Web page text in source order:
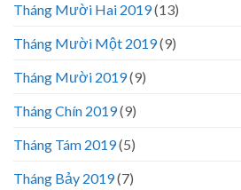
Tháng Mười Hai 2019(13)
Tháng Mười Một 2019(9)
Tháng Mười 2019(9)
Tháng Chín 2019(9)
Tháng Tám 2019(5)
Tháng Bảy 2019(7)